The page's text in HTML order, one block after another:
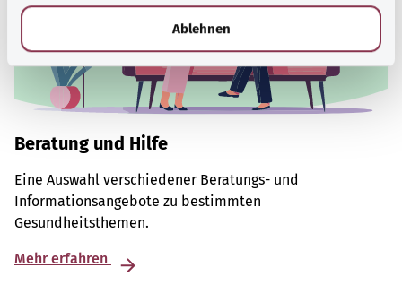
Ablehnen
Beratung und Hilfe
Eine Auswahl verschiedener Beratungs- und
Informationsangebote zu bestimmten
Gesundheitsthemen.
Mehr erfahren